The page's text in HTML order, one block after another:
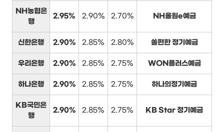
NH농협은
행
2.95% 2.90% 2.70% NH올원e예금
신한은행 2.90% 2.85% 2.80% 쏠편한 정기예금
우리은행 2.90% 2.85% 2.75% WON플러스예금
하나은행 2.90% 2.85% 2.75% 하나의정기예금
KB국민은
행
2.90% 2.85% 2.75% KB Star 정기예금